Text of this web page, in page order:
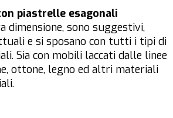
piastrelle esagonali
dimensione, sono suggestivi,
e si sposano con tutti i tipi di
Sia con mobili laccati dalle linee
ottone, legno ed altri materiali